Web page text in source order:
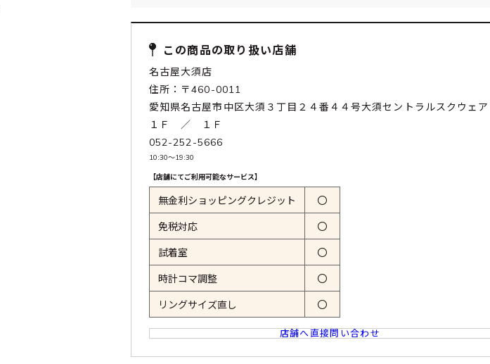
この商品の取り扱い店舗
名古屋大須店
住所：〒460-0011
愛知県名古屋市中区大須３丁目２４番４４号大須セントラルスクウェ
１Ｆ ／ １Ｆ
052-252-5666
10:30〜19:30
【店舗にてご利用可能なサービス】
無金利ショッピングクレジット 〇
免税対応 〇
試着室 〇
時計コマ調整 〇
リングサイズ直し 〇
店舗へ直接問い合わせ